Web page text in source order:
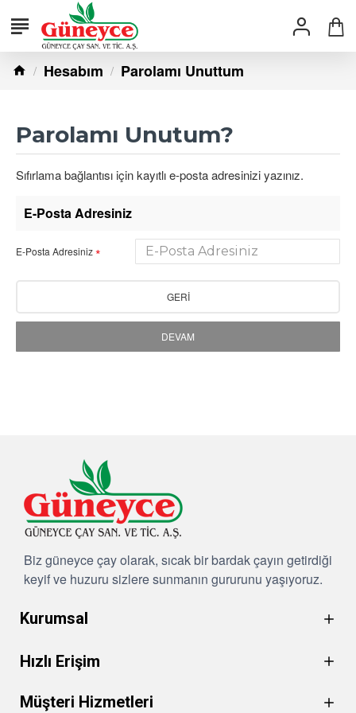
Hesabım Parolamı Unuttum
Parolamı Unutum?
Sıfırlama bağlantısı için kayıtlı e-posta adresinizi yazınız.
E-Posta Adresiniz
E-Posta Adresiniz
GERI
DEVAM
Biz güneyce çay olarak, sıcak bir bardak çayın getirdiği
keyif ve huzuru sizlere sunmanın gururunu yaşıyoruz.
Kurumsal
Hızlı Erişim
Müşteri Hizmetleri